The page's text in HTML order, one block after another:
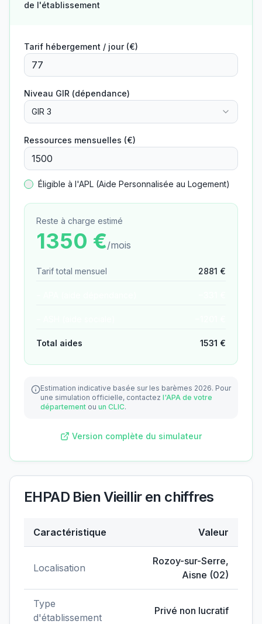
de l'établissement
Tarif hébergement / jour (€)
Niveau GIR (dépendance)
GIR 3
Ressources mensuelles (€)
Éligible à l'APL (Aide Personnalisée au Logement)
Reste à charge estimé
1350 €/mois
Tarif total mensuel 2881 €
Total aides 1531 €
Estimation indicative basée sur les barèmes 2026. Pour
une simulation officielle, contactez l'APA de votre
département ou un CLIC.
Version complète du simulateur
EHPAD Bien Vieilliren chiffres
Caractéristique Valeur
Localisation
Rozoy-sur-Serre,
Aisne (02)
Type
d'établissement
Privé non lucratif